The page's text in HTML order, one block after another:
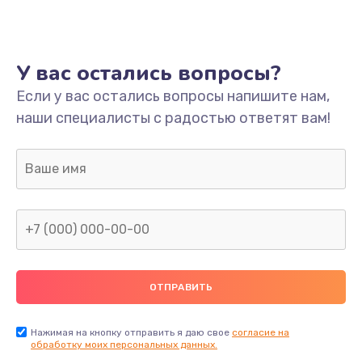
Заказать
Не включается
Нет звука
Не видит флешку
400 руб.
У вас остались вопросы?
Если у вас остались вопросы напишите нам,
наши специалисты с радостью ответят вам!
Нажимая на кнопку отправить я даю свое согласие на
обработку моих персональных данных.